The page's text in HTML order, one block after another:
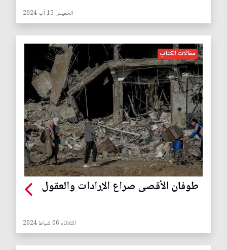
الخميس 15 آب 2024
مقالات الكتاب
طوفان الأقصى صراع الإرادات والعقول
الثلاثاء 06 شباط 2024